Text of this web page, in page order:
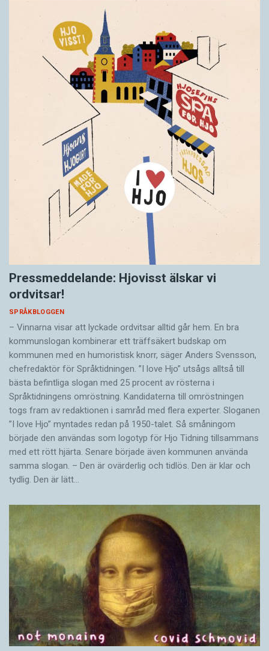
Pressmeddelande: Hjovisst älskar vi
ordvitsar!
SPRÅKBLOGGEN
– Vinnarna visar att lyckade ordvitsar alltid går hem. En bra
kommunslogan kombinerar ett träffsäkert budskap om
kommunen med en humoristisk knorr, säger Anders Svensson,
chefredaktör för Språktidningen. ”I love Hjo” utsågs alltså till
bästa befintliga slogan med 25 procent av rösterna i
Språktidningens omröstning. Kandidaterna till omröstningen
togs fram av redaktionen i samråd med flera experter. Sloganen
”I love Hjo” myntades redan på 1950-talet. Så småningom
började den användas som logotyp för Hjo Tidning tillsammans
med ett rött hjärta. Senare började även kommunen använda
samma slogan. – Den är ovärderlig och tidlös. Den är klar och
tydlig. Den är lätt…